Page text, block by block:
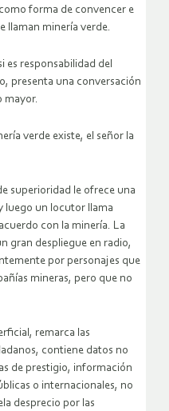
forma de convencer e
llaman minería verde.
es responsabilidad del
presenta una conversación
mayor.
verde existe, el señor la
superioridad le ofrece una
luego un locutor llama
con la minería. La
gran despliegue en radio,
por personajes que
mineras, pero que no
remarca las
contiene datos no
de prestigio, información
o internacionales, no
desprecio por las